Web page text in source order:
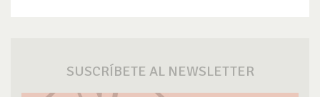
SUSCRÍBETE AL NEWSLETTER